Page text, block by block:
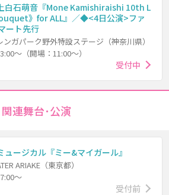
上白石萌音『Mone Kamishiraishi 10th L
》for ALL』／◆<4日公演>ファ
ート先行
ンガパーク野外特設ステージ（神奈川県）
～（開場：11:00～）
受付中
関連舞台･公演
ュージカル『ミー&マイガール』
ARIAKE（東京都）
～
受付前